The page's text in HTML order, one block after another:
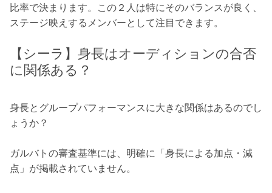
比率で決まります。この２人は特にそのバランスが良く、
ステージ映えするメンバーとして注目できます。
【シーラ】身長はオーディションの合否
に関係ある？
身長とグループパフォーマンスに大きな関係はあるのでし
ょうか？
ガルバトの審査基準には、明確に「身長による加点・減
点」が掲載されていません。